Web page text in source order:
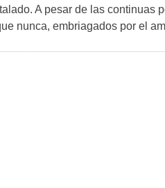
A pesar de las continuas
nunca, embriagados por el